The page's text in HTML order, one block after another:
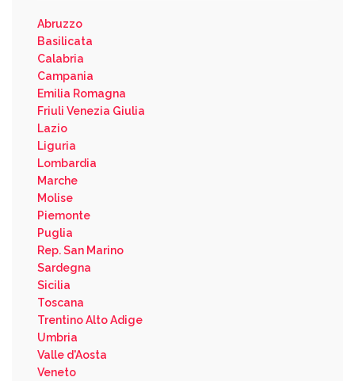
Abruzzo
Basilicata
Calabria
Campania
Emilia Romagna
Friuli Venezia Giulia
Lazio
Liguria
Lombardia
Marche
Molise
Piemonte
Puglia
Rep. San Marino
Sardegna
Sicilia
Toscana
Trentino Alto Adige
Umbria
Valle d'Aosta
Veneto